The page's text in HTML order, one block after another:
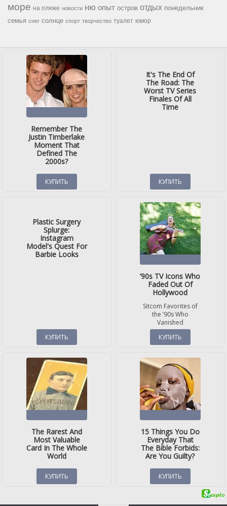
море на пляже новости ню опыт остров отдых понедельник
семья снег солнце спорт творчество туалет юмор